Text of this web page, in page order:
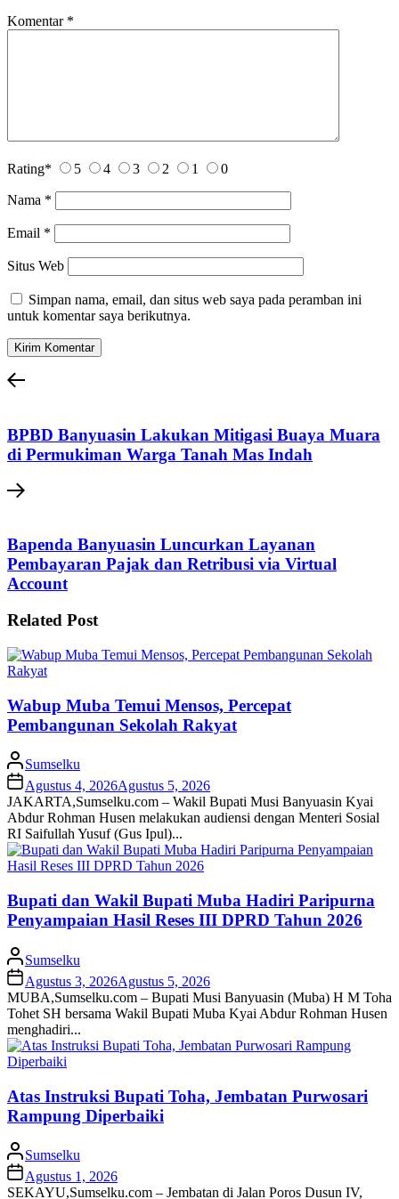
Komentar *
Rating* 5 4 3 2 1 0
Nama *
Email *
Situs Web
Simpan nama, email, dan situs web saya pada peramban ini
untuk komentar saya berikutnya.
BPBD Banyuasin Lakukan Mitigasi Buaya Muara
di Permukiman Warga Tanah Mas Indah
Bapenda Banyuasin Luncurkan Layanan
Pembayaran Pajak dan Retribusi via Virtual
Account
Related Post
Wabup Muba Temui Mensos, Percepat
Pembangunan Sekolah Rakyat
Sumselku
Agustus 4, 2026Agustus 5, 2026
JAKARTA,Sumselku.com – Wakil Bupati Musi Banyuasin Kyai
Abdur Rohman Husen melakukan audiensi dengan Menteri Sosial
RI Saifullah Yusuf (Gus Ipul)...
Bupati dan Wakil Bupati Muba Hadiri Paripurna
Penyampaian Hasil Reses III DPRD Tahun 2026
Sumselku
Agustus 3, 2026Agustus 5, 2026
MUBA,Sumselku.com – Bupati Musi Banyuasin (Muba) H M Toha
Tohet SH bersama Wakil Bupati Muba Kyai Abdur Rohman Husen
menghadiri...
Atas Instruksi Bupati Toha, Jembatan Purwosari
Rampung Diperbaiki
Sumselku
Agustus 1, 2026
SEKAYU,Sumselku.com – Jembatan di Jalan Poros Dusun IV,